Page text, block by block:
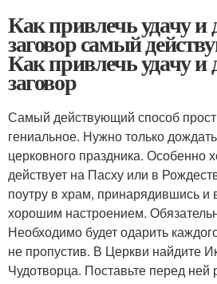
Как привлечь удачу и
заговор самый
Как привлечь удачу и
заговор
Самый действующий способ
гениальное. Нужно только
церковного праздника. Особенно
действует на Пасху или в
поутру в храм, принарядившись
хорошим настроением.
Необходимо будет одарить
не пропустив. В Церкви найдите
Чудотворца. Поставьте перед ней